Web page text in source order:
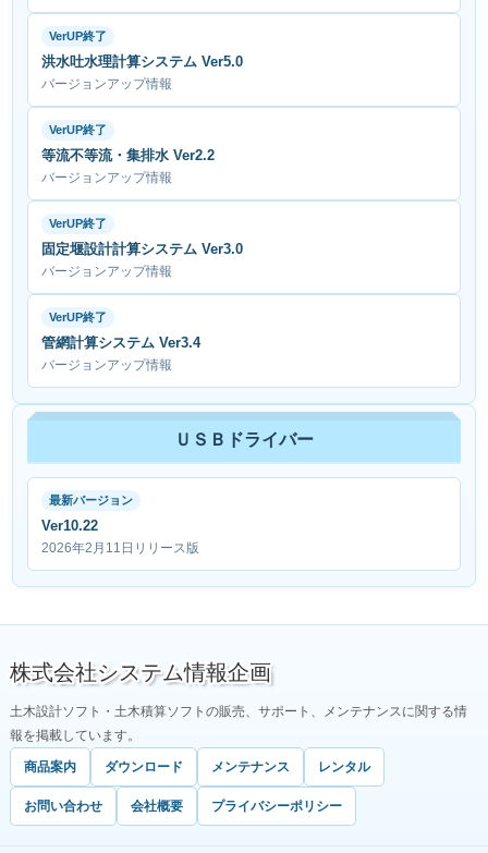
VerUP終了
洪水吐水理計算システム Ver5.0
バージョンアップ情報
VerUP終了
等流不等流・集排水 Ver2.2
バージョンアップ情報
VerUP終了
固定堰設計計算システム Ver3.0
バージョンアップ情報
VerUP終了
管網計算システム Ver3.4
バージョンアップ情報
ＵＳＢドライバー
最新バージョン
Ver10.22
2026年2月11日リリース版
株式会社システム情報企画
土木設計ソフト・土木積算ソフトの販売、サポート、メンテナンスに関する情
報を掲載しています。
商品案内 ダウンロード メンテナンス レンタル
お問い合わせ 会社概要 プライバシーポリシー